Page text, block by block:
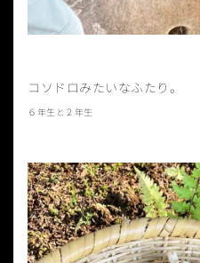
コソドロみたいなふたり。
６年生と２年生